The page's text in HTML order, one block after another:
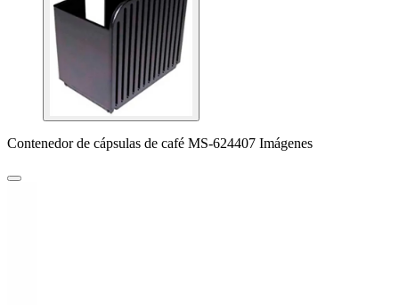
Contenedor de cápsulas de café MS-624407 Imágenes